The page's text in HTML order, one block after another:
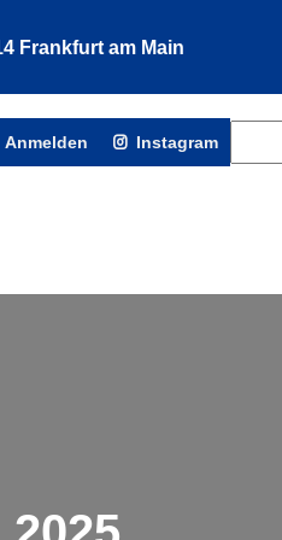
Frankfurt am Main
Anmelden Instagram